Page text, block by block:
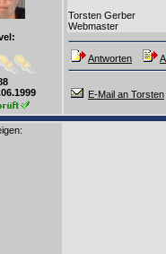
Torsten Gerber
Webmaster
Antworten
E-Mail an Torsten